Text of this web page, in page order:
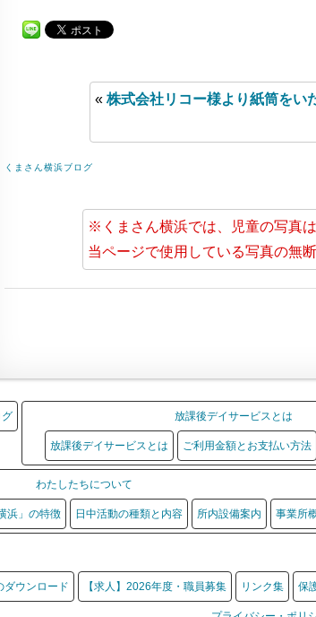
« 株式会社リコー様より紙筒をい
くまさん横浜ブログ
※くまさん横浜では、児童の写真
当ページで使用している写真の無
グ 放課後デイサービスとは
放課後デイサービスとは ご利用金額とお支払い方法
わたしたちについて
浜」の特徴 日中活動の種類と内容 所内設備案内 事業所
ダウンロード 【求人】2026年度・職員募集 リンク集 保